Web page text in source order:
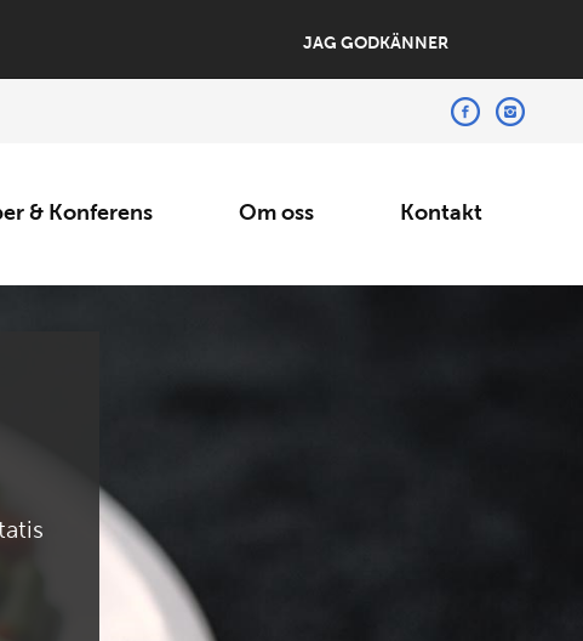
JAG GODKÄNNER
& Konferens Om oss Kontakt